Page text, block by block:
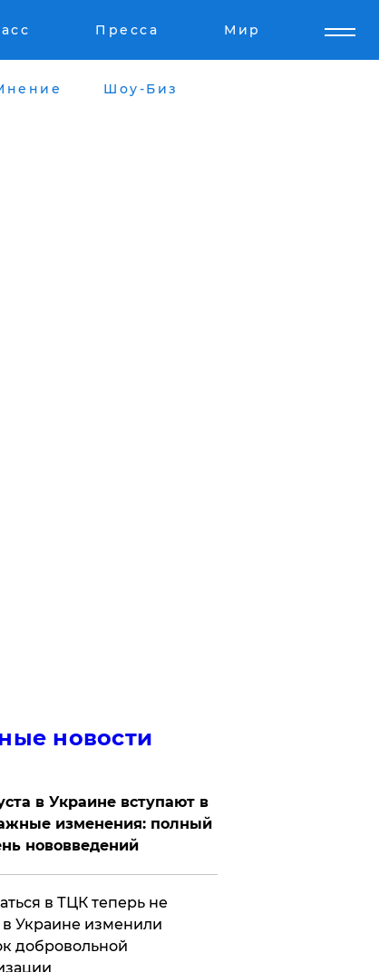
Пресса Мир
Шоу-Биз
новости
в Украине вступают в
изменения: полный
нововведений
в ТЦК теперь не
Украине изменили
добровольной